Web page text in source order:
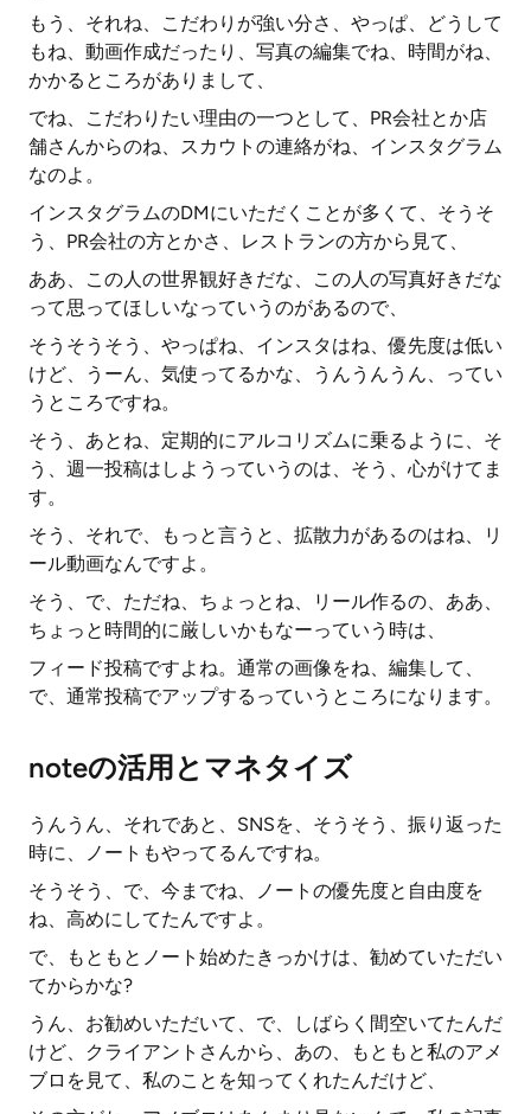
もう、それね、こだわりが強い分さ、やっぱ、どうして
もね、動画作成だったり、写真の編集でね、時間がね、
かかるところがありまして、
でね、こだわりたい理由の一つとして、PR会社とか店
舗さんからのね、スカウトの連絡がね、インスタグラム
なのよ。
インスタグラムのDMにいただくことが多くて、そうそ
う、PR会社の方とかさ、レストランの方から見て、
ああ、この人の世界観好きだな、この人の写真好きだな
って思ってほしいなっていうのがあるので、
そうそうそう、やっぱね、インスタはね、優先度は低い
けど、うーん、気使ってるかな、うんうんうん、ってい
うところですね。
そう、あとね、定期的にアルコリズムに乗るように、そ
う、週一投稿はしようっていうのは、そう、心がけてま
す。
そう、それで、もっと言うと、拡散力があるのはね、リ
ール動画なんですよ。
そう、で、ただね、ちょっとね、リール作るの、ああ、
ちょっと時間的に厳しいかもなーっていう時は、
フィード投稿ですよね。通常の画像をね、編集して、
で、通常投稿でアップするっていうところになります。
noteの活用とマネタイズ
うんうん、それであと、SNSを、そうそう、振り返った
時に、ノートもやってるんですね。
そうそう、で、今までね、ノートの優先度と自由度を
ね、高めにしてたんですよ。
で、もともとノート始めたきっかけは、勧めていただい
てからかな?
うん、お勧めいただいて、で、しばらく間空いてたんだ
けど、クライアントさんから、あの、もともと私のアメ
ブロを見て、私のことを知ってくれたんだけど、